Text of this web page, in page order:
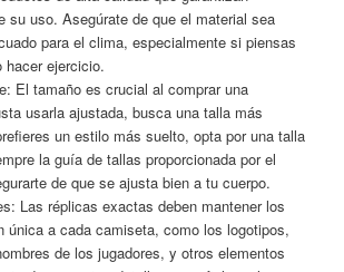
su uso. Asegúrate de que el material sea
para el clima, especialmente si piensas
hacer ejercicio.
El tamaño es crucial al comprar una
usarla ajustada, busca una talla más
un estilo más suelto, opta por una talla
la guía de tallas proporcionada por el
de que se ajusta bien a tu cuerpo.
Las réplicas exactas deben mantener los
única a cada camiseta, como los logotipos,
de los jugadores, y otros elementos